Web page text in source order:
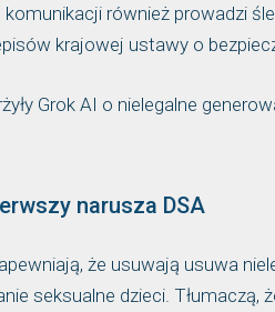
również prowadzi
krajowej ustawy o
Grok AI o nielegalne
narusza DSA
że usuwają usuwa
seksualne dzieci.